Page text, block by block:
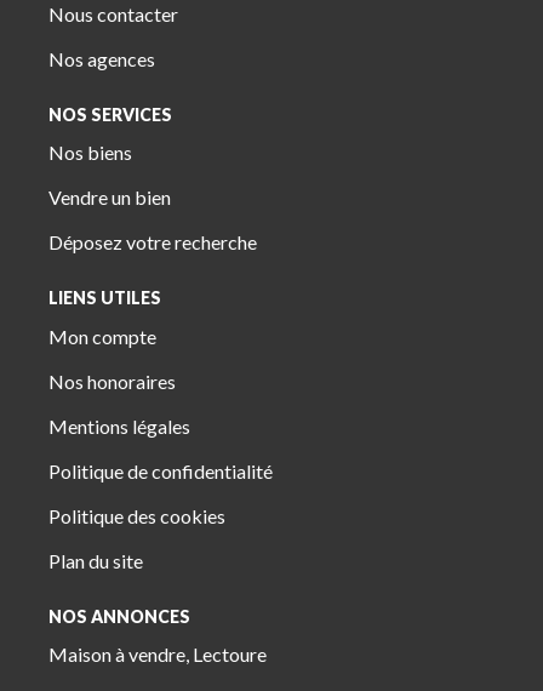
Nous contacter
Nos agences
NOS SERVICES
Nos biens
Vendre un bien
Déposez votre recherche
LIENS UTILES
Mon compte
Nos honoraires
Mentions légales
Politique de confidentialité
Politique des cookies
Plan du site
NOS ANNONCES
Maison à vendre, Lectoure